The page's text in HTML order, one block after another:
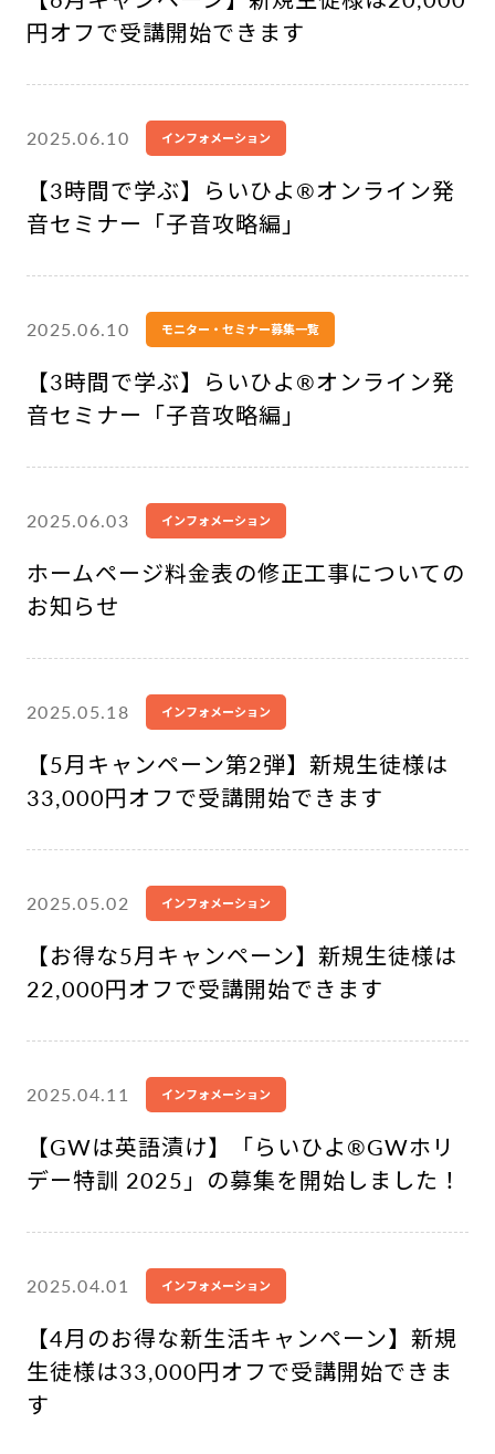
円オフで受講開始できます
2025.06.10 インフォメーション
【3時間で学ぶ】らいひよ®︎オンライン発
音セミナー「子音攻略編」
2025.06.10 モニター・セミナー募集一覧
【3時間で学ぶ】らいひよ®︎オンライン発
音セミナー「子音攻略編」
2025.06.03 インフォメーション
ホームページ料金表の修正工事についての
お知らせ
2025.05.18 インフォメーション
【5月キャンペーン第2弾】新規生徒様は
33,000円オフで受講開始できます
2025.05.02 インフォメーション
【お得な5月キャンペーン】新規生徒様は
22,000円オフで受講開始できます
2025.04.11 インフォメーション
【GWは英語漬け】「らいひよ®︎GWホリ
デー特訓 2025」の募集を開始しました！
2025.04.01 インフォメーション
【4月のお得な新生活キャンペーン】新規
生徒様は33,000円オフで受講開始できま
す